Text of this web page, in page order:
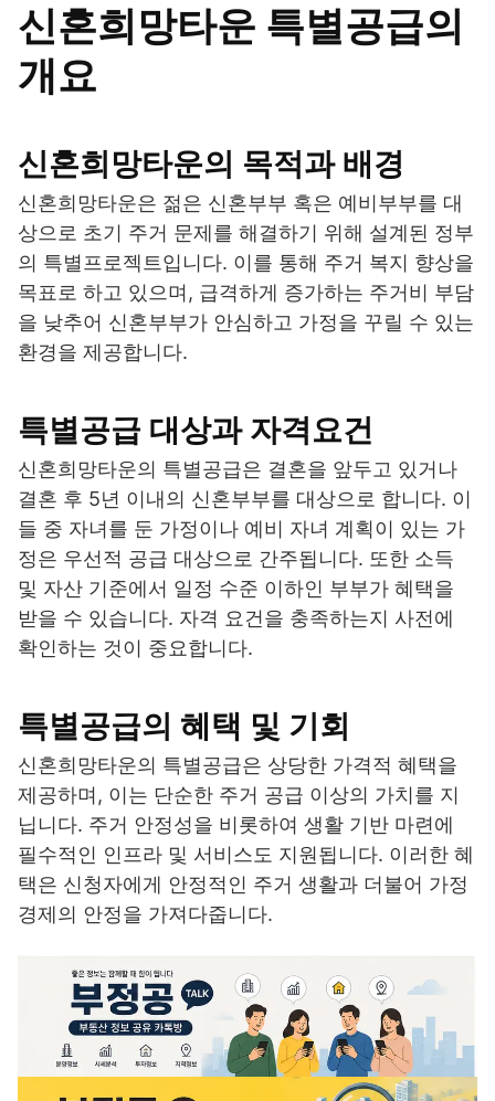
신혼희망타운 특별공급의
개요
신혼희망타운의 목적과 배경
신혼희망타운은 젊은 신혼부부 혹은 예비부부를 대
상으로 초기 주거 문제를 해결하기 위해 설계된 정부
의 특별프로젝트입니다. 이를 통해 주거 복지 향상을
목표로 하고 있으며, 급격하게 증가하는 주거비 부담
을 낮추어 신혼부부가 안심하고 가정을 꾸릴 수 있는
환경을 제공합니다.
특별공급 대상과 자격요건
신혼희망타운의 특별공급은 결혼을 앞두고 있거나
결혼 후 5년 이내의 신혼부부를 대상으로 합니다. 이
들 중 자녀를 둔 가정이나 예비 자녀 계획이 있는 가
정은 우선적 공급 대상으로 간주됩니다. 또한 소득
및 자산 기준에서 일정 수준 이하인 부부가 혜택을
받을 수 있습니다. 자격 요건을 충족하는지 사전에
확인하는 것이 중요합니다.
특별공급의 혜택 및 기회
신혼희망타운의 특별공급은 상당한 가격적 혜택을
제공하며, 이는 단순한 주거 공급 이상의 가치를 지
닙니다. 주거 안정성을 비롯하여 생활 기반 마련에
필수적인 인프라 및 서비스도 지원됩니다. 이러한 혜
택은 신청자에게 안정적인 주거 생활과 더불어 가정
경제의 안정을 가져다줍니다.